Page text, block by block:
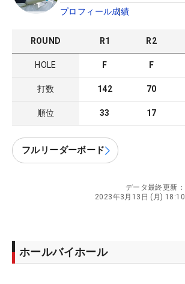
プロフィール成績
ROUND R1 R2
HOLE F F
打数 142 70
順位 33 17
フルリーダーボード
データ最終更新：
2023年3月13日 (月) 18:10
ホールバイホール